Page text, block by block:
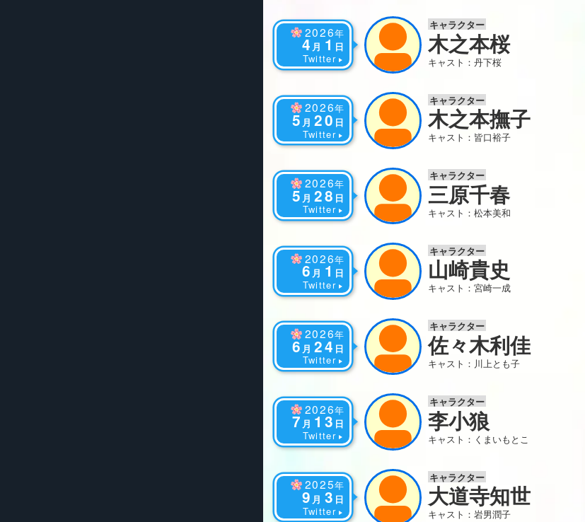
2026年
4 月 1 日
Twitter
キャラクター
木之本桜
キャスト：丹下桜
2026年
5 月 20 日
Twitter
キャラクター
木之本撫子
キャスト：皆口裕子
2026年
5 月 28 日
Twitter
キャラクター
三原千春
キャスト：松本美和
2026年
6 月 1 日
Twitter
キャラクター
山崎貴史
キャスト：宮崎一成
2026年
6 月 24 日
Twitter
キャラクター
佐々木利佳
キャスト：川上とも子
2026年
7 月 13 日
Twitter
キャラクター
李小狼
キャスト：くまいもとこ
2025年
9 月 3 日
Twitter
キャラクター
大道寺知世
キャスト：岩男潤子